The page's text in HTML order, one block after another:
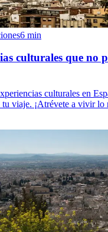
6 min
culturales que no
culturales en
tu viaje. ¡Atrévete a vivir lo